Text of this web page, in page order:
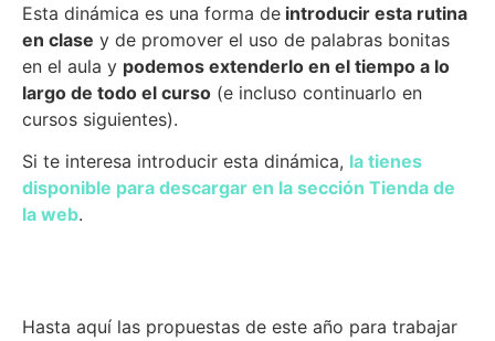
Esta dinámica es una forma de introducir esta rutina
en clase y de promover el uso de palabras bonitas
en el aula y podemos extenderlo en el tiempo a lo
largo de todo el curso (e incluso continuarlo en
cursos siguientes).
Si te interesa introducir esta dinámica, la tienes
disponible para descargar en la sección Tienda de
la web.
Hasta aquí las propuestas de este año para trabajar